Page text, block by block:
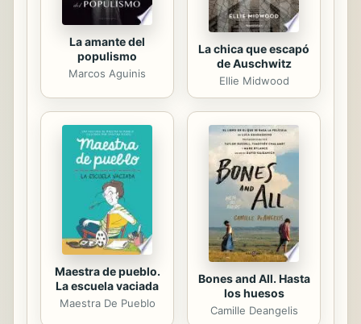
La amante del
populismo
Marcos Aguinis
La chica que escapó
de Auschwitz
Ellie Midwood
Maestra de pueblo.
La escuela vaciada
Maestra De Pueblo
Bones and All. Hasta
los huesos
Camille Deangelis